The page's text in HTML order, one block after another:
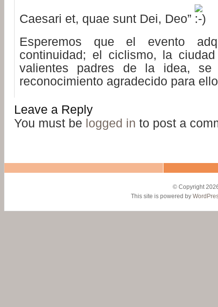
Caesari et, quae sunt Dei, Deo”
Esperemos que el evento
continuidad; el ciclismo, la
valientes padres de la idea, se
reconocimiento agradecido para
Leave a Reply
You must be logged in to post a
© Copyright
This site is powered by